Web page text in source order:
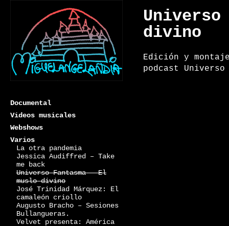
Miguelangelandia
Documental
Videos musicales
Webshows
Varios
La otra pandemia
Jessica Audiffred – Take
me back
Universo Fantasma – El
muslo divino
José Trinidad Márquez: El
camaleón criollo
Augusto Bracho – Sesiones
Bullangueras.
Velvet presenta: América
Universo
divino
Edición y
podcast